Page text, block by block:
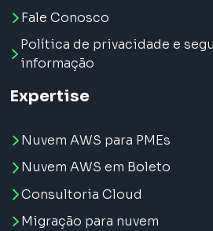
Fale Conosco
Política de privacidade e
informação
Expertise
Nuvem AWS para PMEs
Nuvem AWS em Boleto
Consultoria Cloud
Migração para nuvem